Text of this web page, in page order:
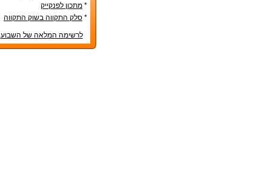
טס בטרם הונח על שולחן
החג
* מתכון לפנקייק
* סלק התקווה בשוק התקווה
לרשימה המלאה של השבוע